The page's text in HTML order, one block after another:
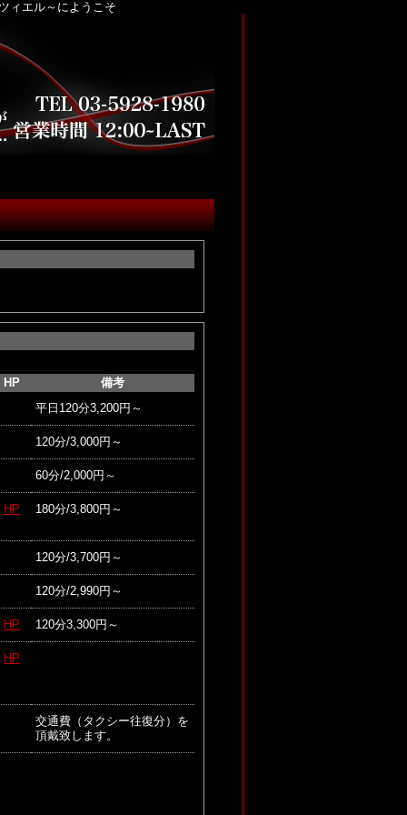
ィエル～にようこそ
HP
備考
平日120分3,200円～
120分/3,000円～
60分/2,000円～
HP 180分/3,800円～
120分/3,700円～
120分/2,990円～
HP 120分3,300円～
HP
交通費（タクシー往復分）を
頂戴致します。